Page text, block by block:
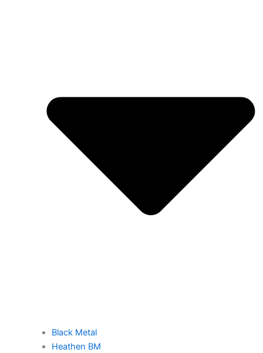
Black Metal
Heathen BM